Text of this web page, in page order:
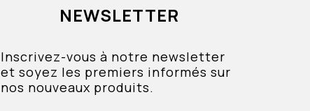
NEWSLETTER
Inscrivez-vous à notre newsletter
et soyez les premiers informés sur
nos nouveaux produits.